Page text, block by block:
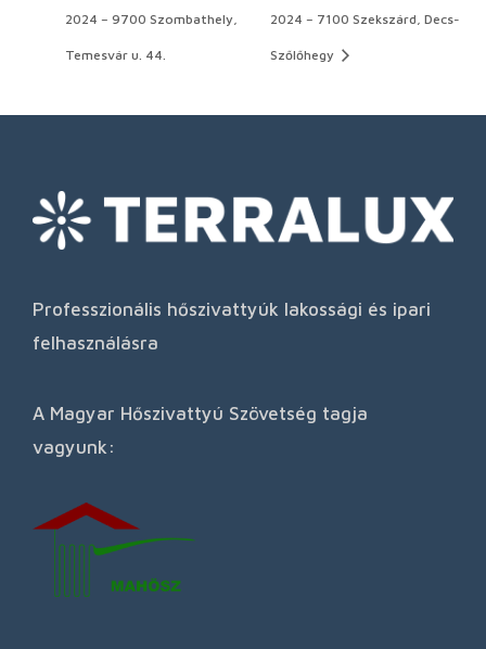
2024 – 9700 Szombathely,
Temesvár u. 44.
2024 – 7100 Szekszárd, Decs-
Szőlőhegy
Professzionális hőszivattyúk lakossági és ipari
felhasználásra
A Magyar Hőszivattyú Szövetség tagja
vagyunk: